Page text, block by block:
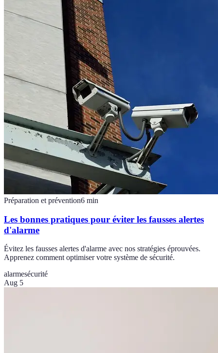
Préparation et prévention6 min
Les bonnes pratiques pour éviter les fausses alertes
d'alarme
Évitez les fausses alertes d'alarme avec nos stratégies éprouvées.
Apprenez comment optimiser votre système de sécurité.
alarmesécurité
Aug 5